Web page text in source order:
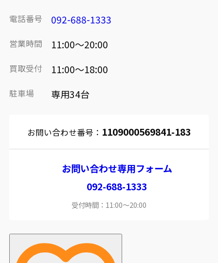
電話番号 092-688-1333
営業時間 11:00～20:00
買取受付 11:00～18:00
駐車場 専用34台
お問い合わせ番号： 1109000569841-183
お問い合わせ専用フォーム
092-688-1333
受付時間：11:00～20:00